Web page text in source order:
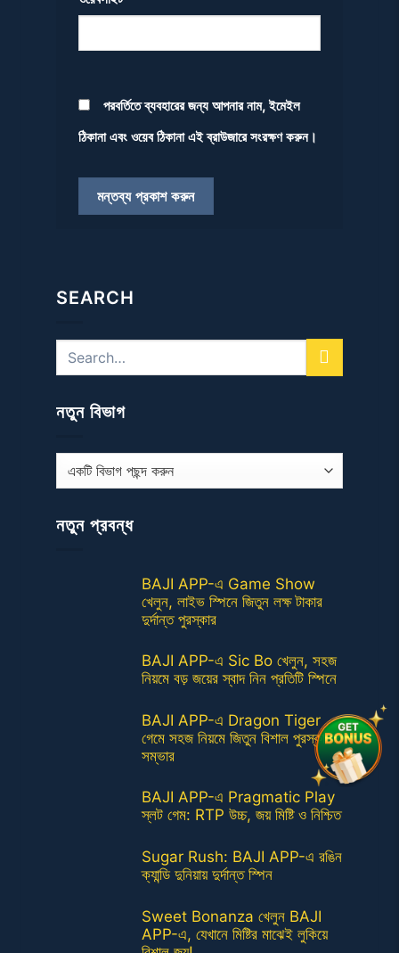
পরবর্তিতে ব্যবহারের জন্য আপনার নাম, ইমেইল
ঠিকানা এবং ওয়েব ঠিকানা এই ব্রাউজারে সংরক্ষণ করুন।
SEARCH
নতুন বিভাগ
তু
বি
নতুন প্রবন্ধ
BAJI APP-এ Game Show
খেলুন, লাইভ স্পিনে জিতুন লক্ষ টাকার
দুর্দান্ত পুরস্কার
BAJI APP-এ Sic Bo খেলুন, সহজ
নিয়মে বড় জয়ের স্বাদ নিন প্রতিটি স্পিনে
BAJI APP-এ Dragon Tiger
গেমে সহজ নিয়মে জিতুন বিশাল পুরস্কারের
সম্ভার
BAJI APP-এ Pragmatic Play
স্লট গেম: RTP উচ্চ, জয় মিষ্টি ও নিশ্চিত
Sugar Rush: BAJI APP-এ রঙিন
ক্যান্ডি দুনিয়ায় দুর্দান্ত স্পিন
Sweet Bonanza খেলুন BAJI
APP-এ, যেখানে মিষ্টির মাঝেই লুকিয়ে